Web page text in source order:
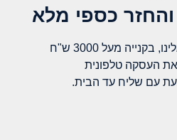
כספי מלא​
בקנייה מעל 3000 ש"ח
את העסקה טלפונית
עם שליח עד הבית.